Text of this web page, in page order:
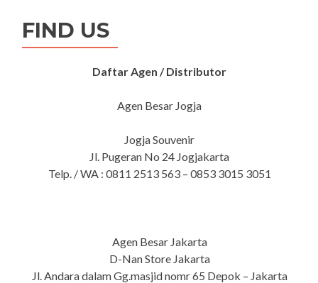
FIND US
Daftar Agen / Distributor
Agen Besar Jogja
Jogja Souvenir
Jl. Pugeran No 24 Jogjakarta
Telp. / WA : 0811 2513 563 – 0853 3015 3051
Agen Besar Jakarta
D-Nan Store Jakarta
Jl. Andara dalam Gg.masjid nomr 65 Depok – Jakarta